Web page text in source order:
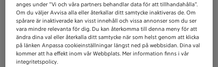
anges under ”Vi och våra partners behandlar data för att tillhandahålla”.
Om du väljer Avvisa alla eller återkallar ditt samtycke inaktiveras de. Om
spårare är inaktiverade kan visst innehåll och vissa annonser som du ser
vara mindre relevanta för dig. Du kan återkomma till denna meny för att
ändra dina val eller återkalla ditt samtycke när som helst genom att klicka
på länken Anpassa cookieinställningar längst ned på webbsidan. Dina val
kommer att ha effekt inom vår Webbplats. Mer information finns i vår
integritetspolicy.